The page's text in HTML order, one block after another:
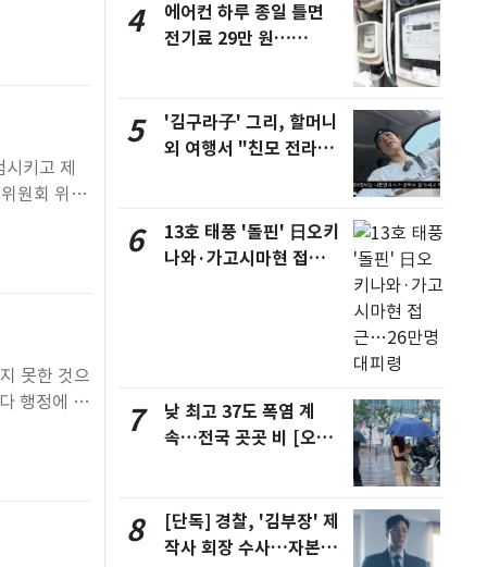
려졌던 폭
키고 제
원회 위촉
노동경제,
못한 것으
행정에 매
열고 지
4
에어컨 하루 종일 틀면
전기료 29만 원…
5
'김구라子' 그리, 할머니
외 여행서 "친모 전라도
6
13호 태풍 '돌핀' 日오키
나와·가고시마현 접
7
낮 최고 37도 폭염 계
속…전국 곳곳 비 [오늘
8
[단독] 경찰, '김부장' 제
작사 회장 수사…자본시